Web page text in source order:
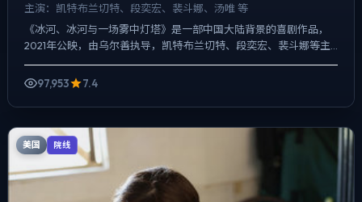
主演： 凯特·布兰切特、段奕宏、裴斗娜、汤唯 等
《冰河、冰河与一场雾中灯塔》是一部中国大陆背景的喜剧作品，
2021年公映，由乌尔善执导，凯特·布兰切特、段奕宏、裴斗娜等主
97,953
7.4
美国 院线